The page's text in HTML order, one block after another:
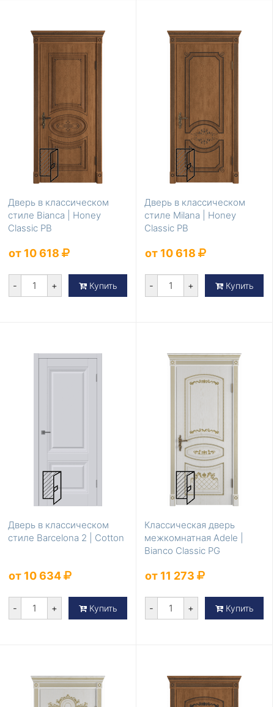
Дверь в классическом
стиле Bianca | Honey
Classic PB
от 10 618
- + Купить
Дверь в классическом
стиле Milana | Honey
Classic PB
от 10 618
- + Купить
Дверь в классическом
стиле Barcelona 2 | Cotton
от 10 634
- + Купить
Классическая дверь
межкомнатная Adele |
Bianco Classic PG
от 11 273
- + Купить